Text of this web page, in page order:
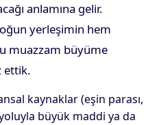
anlamına gelir.
yerleşimin hem
muazzam büyüme
ettik.
kaynaklar (eşin parası,
büyük maddi ya da